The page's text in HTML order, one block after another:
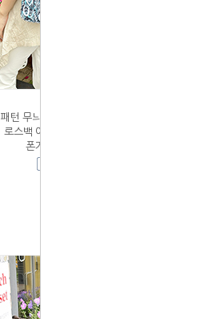
패턴 무늬 여성 데일리 미니 크
로스백 여행용크로스백 휴대
폰가방 (dk91407)